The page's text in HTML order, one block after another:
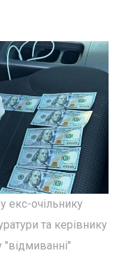
екс-очільнику
та керівнику
"відмиванні"